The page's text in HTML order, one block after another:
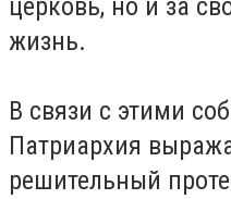
церковь, но и за
жизнь.
В связи с этими
Патриархия
решительный